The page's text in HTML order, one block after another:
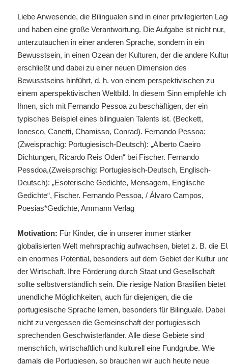
Liebe Anwesende, die Bilingualen sind in einer privilegierten
und haben eine große Verantwortung. Die Aufgabe ist nicht nur,
unterzutauchen in einer anderen Sprache, sondern in ein
Bewusstsein, in einen Ozean der Kulturen, der die andere
erschließt und dabei zu einer neuen Dimension des
Bewusstseins hinführt, d. h. von einem perspektivischen zu
einem aperspektivischen Weltbild. In diesem Sinn empfehle ich
Ihnen, sich mit Fernando Pessoa zu beschäftigen, der ein
typisches Beispiel eines bilingualen Talents ist. (Beckett,
Ionesco, Canetti, Chamisso, Conrad). Fernando Pessoa:
(Zweisprachig: Portugiesisch-Deutsch): „Alberto Caeiro
Dichtungen, Ricardo Reis Oden“ bei Fischer. Fernando
Pessdoa,(Zweisprschig: Portugiesisch-Deutsch, Englisch-
Deutsch): „Esoterische Gedichte, Mensagem, Englische
Gedichte“, Fischer. Fernando Pessoa, / Álvaro Campos,
Poesias*Gedichte, Ammann Verlag
Motivation: Für Kinder, die in unserer immer stärker
globalisierten Welt mehrsprachig aufwachsen, bietet z. B. die
ein enormes Potential, besonders auf dem Gebiet der Kultur
der Wirtschaft. Ihre Förderung durch Staat und Gesellschaft
sollte selbstverständlich sein. Die riesige Nation Brasilien bietet
unendliche Möglichkeiten, auch für diejenigen, die die
portugiesische Sprache lernen, besonders für Bilinguale. Dabei
nicht zu vergessen die Gemeinschaft der portugiesisch
sprechenden Geschwisterländer. Alle diese Gebiete sind
menschlich, wirtschaftlich und kulturell eine Fundgrube. Wie
damals die Portugiesen, so brauchen wir auch heute neue